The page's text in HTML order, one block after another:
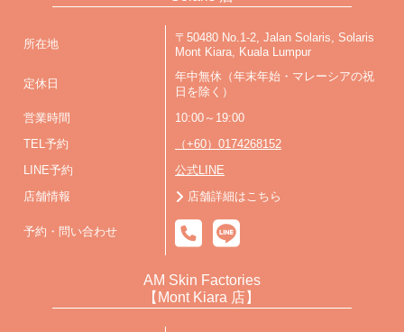
所在地
〒50480 No.1-2, Jalan Solaris, Solaris
Mont Kiara, Kuala Lumpur
定休日
年中無休（年末年始・マレーシアの祝
日を除く）
営業時間 10:00～19:00
TEL予約 （+60）0174268152
LINE予約 公式LINE
店舗情報 店舗詳細はこちら
予約・問い合わせ
AM Skin Factories
【Mont Kiara 店】